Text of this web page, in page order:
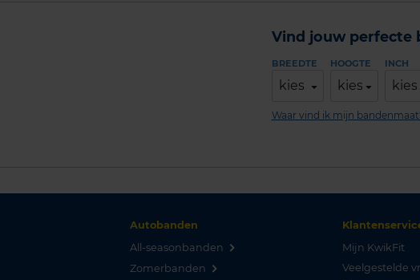
Vind jouw perfecte
BREEDTE
kies
HOOGTE
kies
INCH
kies
Waar vind ik mijn
Autobanden
All-seasonbanden
Zomerbanden
Mijn KwikFit
Veelgestelde